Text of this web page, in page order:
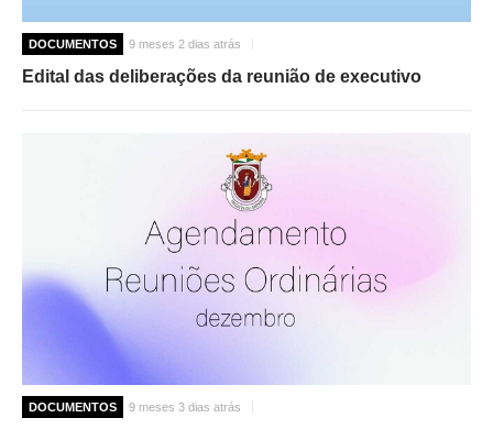
DOCUMENTOS 9 meses 2 dias atrás
Edital das deliberações da reunião de executivo
DOCUMENTOS 9 meses 3 dias atrás